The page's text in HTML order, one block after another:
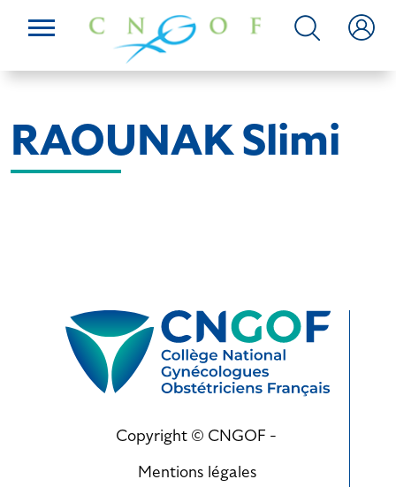
RAOUNAK Slimi
Copyright © CNGOF -
Mentions légales